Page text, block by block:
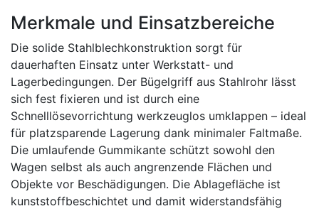
Merkmale und Einsatzbereiche
Die solide Stahlblechkonstruktion sorgt für
dauerhaften Einsatz unter Werkstatt- und
Lagerbedingungen. Der Bügelgriff aus Stahlrohr lässt
sich fest fixieren und ist durch eine
Schnelllösevorrichtung werkzeuglos umklappen – ideal
für platzsparende Lagerung dank minimaler Faltmaße.
Die umlaufende Gummikante schützt sowohl den
Wagen selbst als auch angrenzende Flächen und
Objekte vor Beschädigungen. Die Ablagefläche ist
kunststoffbeschichtet und damit widerstandsfähig